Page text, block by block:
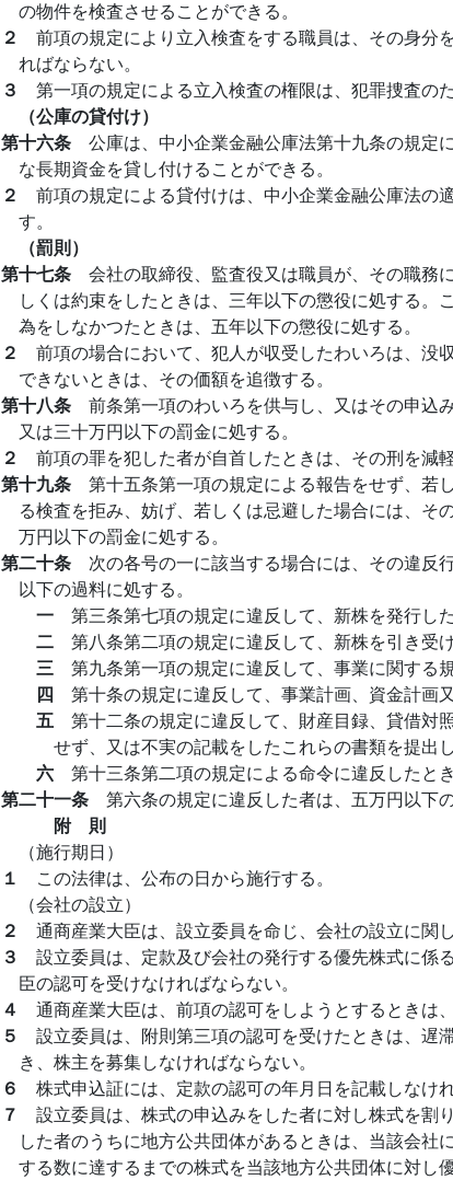
の物件を検査させることができる。
２ 前項の規定により立入検査をする職員は、その身分
ればならない。
３ 第一項の規定による立入検査の権限は、犯罪捜査の
（公庫の貸付け）
第十六条 公庫は、中小企業金融公庫法第十九条の規定
な長期資金を貸し付けることができる。
２ 前項の規定による貸付けは、中小企業金融公庫法の
す。
（罰則）
第十七条 会社の取締役、監査役又は職員が、その職務
しくは約束をしたときは、三年以下の懲役に処する。
為をしなかつたときは、五年以下の懲役に処する。
２ 前項の場合において、犯人が収受したわいろは、没
できないときは、その価額を追徴する。
第十八条 前条第一項のわいろを供与し、又はその申込
又は三十万円以下の罰金に処する。
２ 前項の罪を犯した者が自首したときは、その刑を減
第十九条 第十五条第一項の規定による報告をせず、若
る検査を拒み、妨げ、若しくは忌避した場合には、そ
万円以下の罰金に処する。
第二十条 次の各号の一に該当する場合には、その違反
以下の過料に処する。
一 第三条第七項の規定に違反して、新株を発行した
二 第八条第二項の規定に違反して、新株を引き受け
三 第九条第一項の規定に違反して、事業に関する
四 第十条の規定に違反して、事業計画、資金計画
五 第十二条の規定に違反して、財産目録、貸借対
せず、又は不実の記載をしたこれらの書類を提出し
六 第十三条第二項の規定による命令に違反したとき
第二十一条 第六条の規定に違反した者は、五万円以下
附 則
（施行期日）
１ この法律は、公布の日から施行する。
（会社の設立）
２ 通商産業大臣は、設立委員を命じ、会社の設立に関
３ 設立委員は、定款及び会社の発行する優先株式に係
臣の認可を受けなければならない。
４ 通商産業大臣は、前項の認可をしようとするときは
５ 設立委員は、附則第三項の認可を受けたときは、遅
き、株主を募集しなければならない。
６ 株式申込証には、定款の認可の年月日を記載しなけ
７ 設立委員は、株式の申込みをした者に対し株式を割
した者のうちに地方公共団体があるときは、当該会社
する数に達するまでの株式を当該地方公共団体に対し